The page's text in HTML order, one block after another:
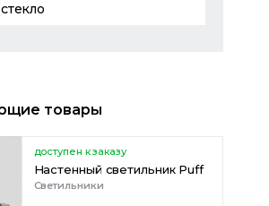
товары
доступен к заказу
Настенный светильник Puff
Светильники